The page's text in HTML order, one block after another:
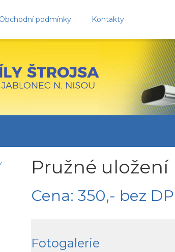
Obchodní podmínky Kontakty
Pružné uložení
Cena: 350,- bez
Fotogalerie